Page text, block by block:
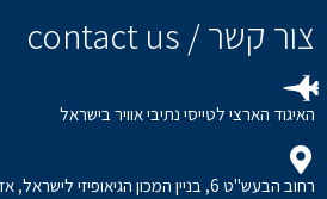
צור קשר / contact us
האיגוד הארצי לטייסי נתיבי אוויר בישראל
רחוב הבעש"ט 6, בניין המכון הגיאופיזי לישראל, אזור התעשייה הצפוני, לוד